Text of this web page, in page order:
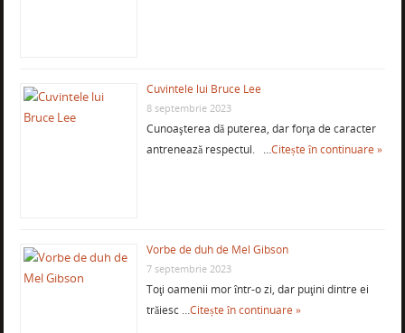
Cuvintele lui Bruce Lee
8 septembrie 2023
Cunoaşterea dă puterea, dar forţa de caracter
antrenează respectul. …Citește în continuare »
Vorbe de duh de Mel Gibson
7 septembrie 2023
Toţi oamenii mor într-o zi, dar puţini dintre ei
trăiesc …Citește în continuare »